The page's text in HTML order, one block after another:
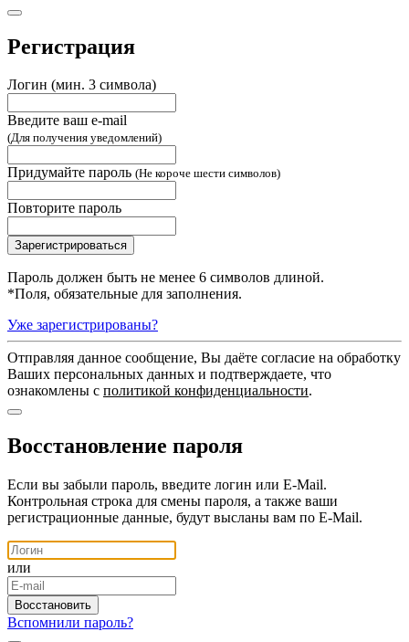
Регистрация
Логин (мин. 3 символа)
Введите ваш e-mail
(Для получения уведомлений)
Придумайте пароль (Не короче шести символов)
Повторите пароль
Пароль должен быть не менее 6 символов длиной.
*Поля, обязательные для заполнения.
Уже зарегистрированы?
Отправляя данное сообщение, Вы даёте согласие на обработку
Ваших персональных данных и подтверждаете, что
ознакомлены с политикой конфиденциальности.
Восстановление пароля
Если вы забыли пароль, введите логин или E-Mail.
Контрольная строка для смены пароля, а также ваши
регистрационные данные, будут высланы вам по E-Mail.
или
Вспомнили пароль?